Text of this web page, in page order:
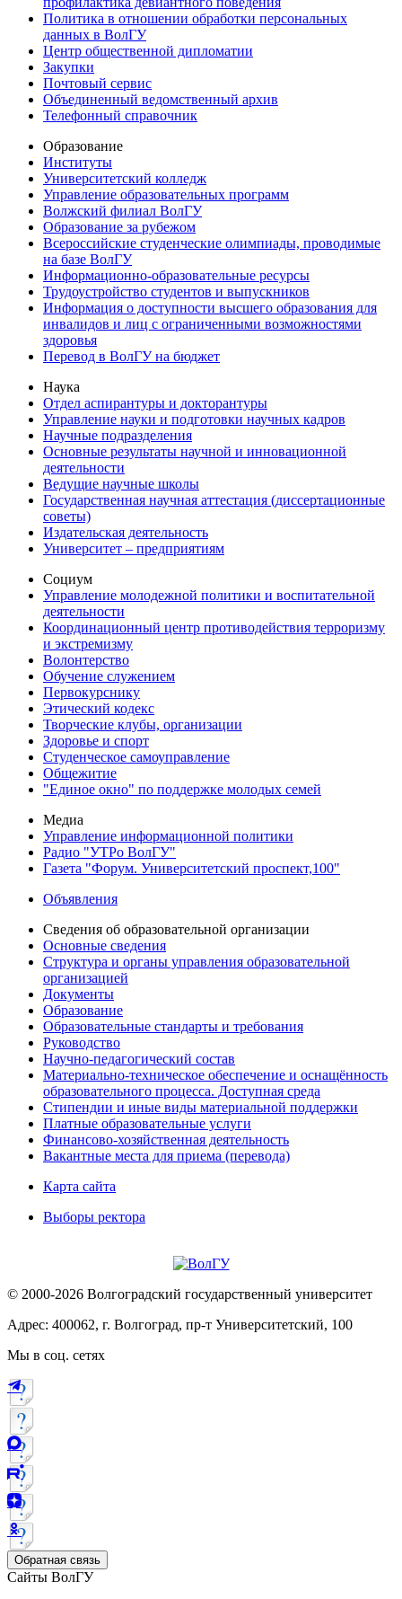
Политика в отношении обработки персональных
данных в ВолГУ
Центр общественной дипломатии
Закупки
Почтовый сервис
Объединенный ведомственный архив
Телефонный справочник
Образование
Институты
Университетский колледж
Управление образовательных программ
Волжский филиал ВолГУ
Образование за рубежом
Всероссийские студенческие олимпиады, проводимые
на базе ВолГУ
Информационно-образовательные ресурсы
Трудоустройство студентов и выпускников
Информация о доступности высшего образования для
инвалидов и лиц с ограниченными возможностями
здоровья
Перевод в ВолГУ на бюджет
Наука
Отдел аспирантуры и докторантуры
Управление науки и подготовки научных кадров
Научные подразделения
Основные результаты научной и инновационной
деятельности
Ведущие научные школы
Государственная научная аттестация (диссертационные
советы)
Издательская деятельность
Университет – предприятиям
Социум
Управление молодежной политики и воспитательной
деятельности
Координационный центр противодействия терроризму
и экстремизму
Волонтерство
Обучение служением
Первокурснику
Этический кодекс
Творческие клубы, организации
Здоровье и спорт
Студенческое самоуправление
Общежитие
"Единое окно" по поддержке молодых семей
Медиа
Управление информационной политики
Радио "УТРо ВолГУ"
Газета "Форум. Университетский проспект,100"
Объявления
Сведения об образовательной организации
Основные сведения
Структура и органы управления образовательной
организацией
Документы
Образование
Образовательные стандарты и требования
Руководство
Научно-педагогический состав
Материально-техническое обеспечение и оснащённость
образовательного процесса. Доступная среда
Стипендии и иные виды материальной поддержки
Платные образовательные услуги
Финансово-хозяйственная деятельность
Вакантные места для приема (перевода)
Карта сайта
Выборы ректора
© 2000-2026 Волгоградский государственный университет
Адрес: 400062, г. Волгоград, пр-т Университетский, 100
Мы в соц. сетях
Обратная связь
Сайты ВолГУ